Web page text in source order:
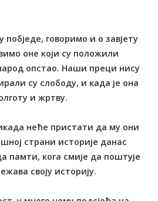
говоримо и о завјету
оне који су положили
опстао. Наши преци нису
су слободу, и када је она
и жртву.
неће пристати да му они
страни историје данас
памти, кога смије да поштује
своју историју.